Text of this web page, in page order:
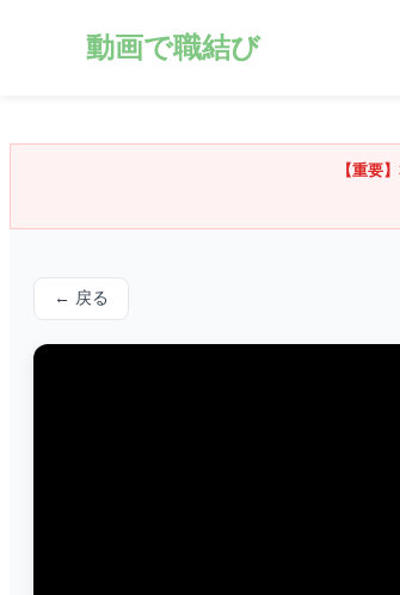
動画で職結び
【重要】
← 戻る